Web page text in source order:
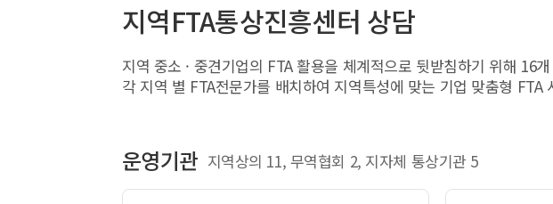
지역FTA통상진흥센터 상담
지역 중소 · 중견기업의 FTA 활용을 체계적으로 뒷받침하기 위해 16
각 지역 별 FTA전문가를 배치하여 지역특성에 맞는 기업 맞춤형
운영기관 지역상의 11, 무역협회 2, 지자체 통상기관 5